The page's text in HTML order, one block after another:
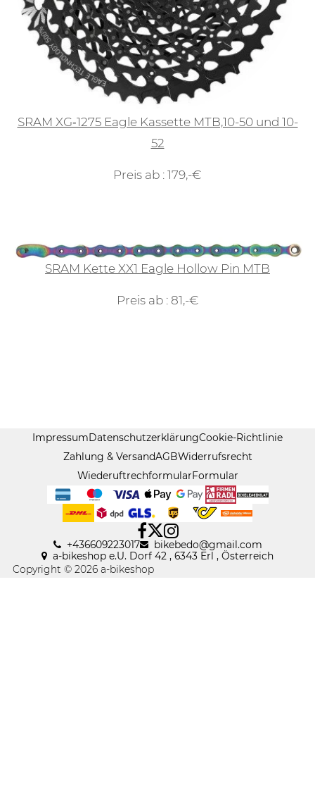
SRAM XG‑1275 Eagle Kassette MTB,10-50 und 10-
52
Preis ab : 179,-€
SRAM Kette XX1 Eagle Hollow Pin MTB
Preis ab : 81,-€
ImpressumDatenschutzerklärungCookie-Richtlinie
Zahlung & VersandAGBWiderrufsrecht
WiederuftrechformularFormular
+436609223017 bikebedo@gmail .com
a-bikeshop e.U. Dorf 42 , 6343 Erl , Österreich
Copyright © 2026 a-bikeshop